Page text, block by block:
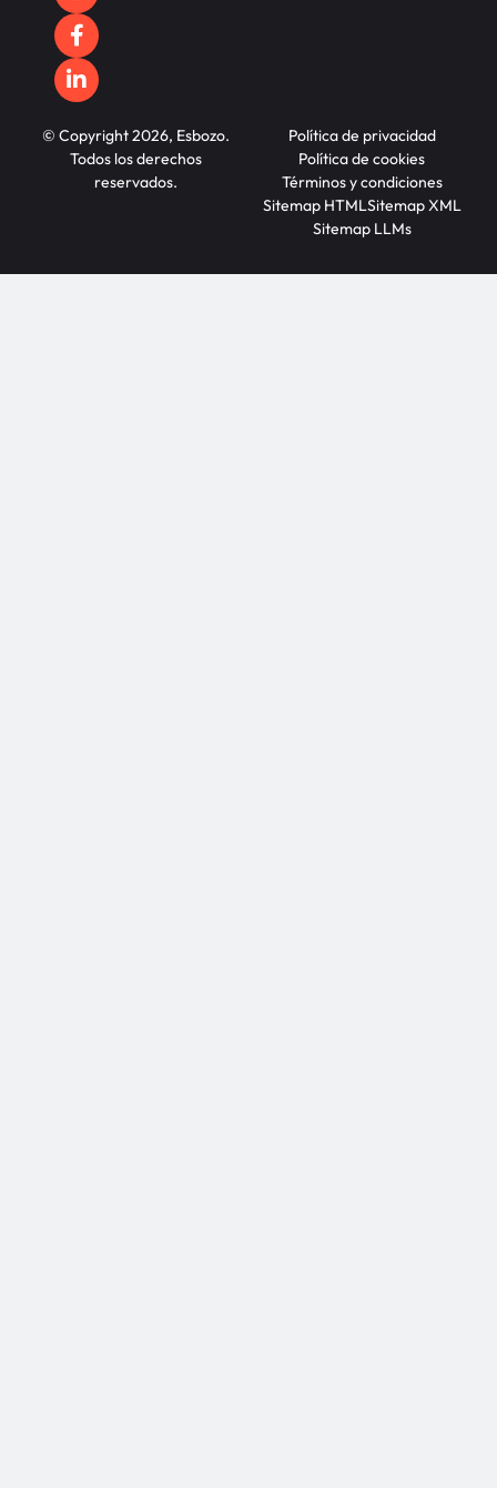
© Copyright 2026, Esbozo.
Todos los derechos
reservados.
Política de privacidad
Política de cookies
Términos y condiciones
Sitemap HTMLSitemap XML
Sitemap LLMs